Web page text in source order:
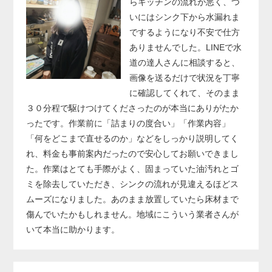
いにはシンク下から水漏れま
でするようになり不安で仕方
ありませんでした。LINEで水
道の達人さんに相談すると、
画像を送るだけで状況を丁寧
に確認してくれて、そのまま
３０分程で駆けつけてくださったのが本当にありがたか
ったです。作業前に「詰まりの度合い」「作業内容」
「何をどこまで直せるのか」などをしっかり説明してく
れ、料金も事前案内だったので安心してお願いできまし
た。作業はとても手際がよく、固まっていた油汚れとゴ
ミを除去していただき、シンクの流れが見違えるほどス
ムーズになりました。あのまま放置していたら床材まで
傷んでいたかもしれません。地域にこういう業者さんが
いて本当に助かります。